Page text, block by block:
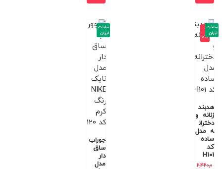
-9
0%
هدبند
زنانه و
دختران
ه مدل
ساده
کد
H101
2,420,0
ساخت
ایران
جوراب
ساق
دار
مدل
ساخت
ایران